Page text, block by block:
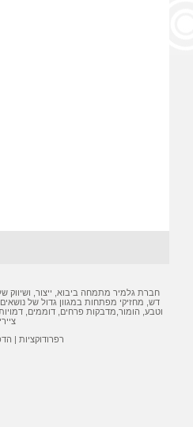
חברת גלמיר מתמחה ביבוא, ייצור, ושיווק
דש מחזיקי מפתחות במגוון גדול של
וטבע, הומור, מדבקות פרחים, דוממים,
רפרודוקציות |